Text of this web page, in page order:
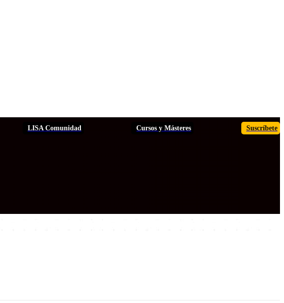
Suscríbete
Cursos y Másteres
LISA Comunidad